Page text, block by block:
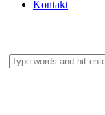
Kontakt